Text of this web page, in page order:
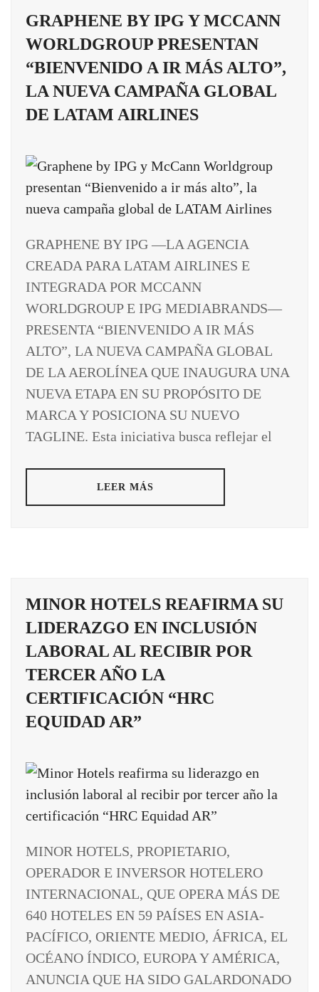
GRAPHENE BY IPG Y MCCANN
WORLDGROUP PRESENTAN
“BIENVENIDO A IR MÁS ALTO”,
LA NUEVA CAMPAÑA GLOBAL
DE LATAM AIRLINES
GRAPHENE BY IPG —LA AGENCIA
CREADA PARA LATAM AIRLINES E
INTEGRADA POR MCCANN
WORLDGROUP E IPG MEDIABRANDS—
PRESENTA “BIENVENIDO A IR MÁS
ALTO”, LA NUEVA CAMPAÑA GLOBAL
DE LA AEROLÍNEA QUE INAUGURA UNA
NUEVA ETAPA EN SU PROPÓSITO DE
MARCA Y POSICIONA SU NUEVO
TAGLINE. Esta iniciativa busca reflejar el
LEER MÁS
MINOR HOTELS REAFIRMA SU
LIDERAZGO EN INCLUSIÓN
LABORAL AL RECIBIR POR
TERCER AÑO LA
CERTIFICACIÓN “HRC
EQUIDAD AR”
MINOR HOTELS, PROPIETARIO,
OPERADOR E INVERSOR HOTELERO
INTERNACIONAL, QUE OPERA MÁS DE
640 HOTELES EN 59 PAÍSES EN ASIA-
PACÍFICO, ORIENTE MEDIO, ÁFRICA, EL
OCÉANO ÍNDICO, EUROPA Y AMÉRICA,
ANUNCIA QUE HA SIDO GALARDONADO